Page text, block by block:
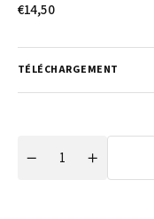
Prix
€14,50
TÉLÉCHARGEMENT
Réduire
Quantité
Augmenter